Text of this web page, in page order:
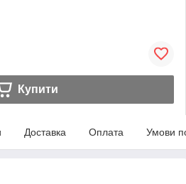
Купити
Доставка Оплата Умови